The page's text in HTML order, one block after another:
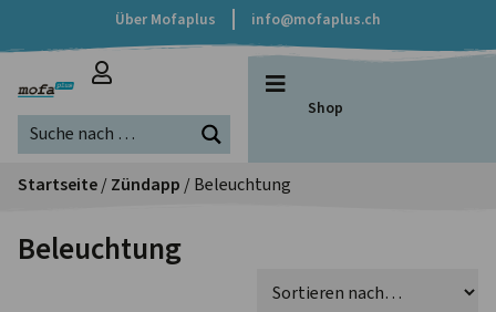
Über Mofaplus info@mofaplus.ch
Shop
Startseite/Zündapp / Beleuchtung
Beleuchtung